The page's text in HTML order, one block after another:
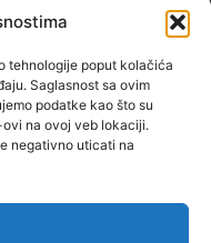
tehnologije poput kolačića
Saglasnost sa ovim
podatke kao što su
na ovoj veb lokaciji.
negativno uticati na
72000 ZENICA